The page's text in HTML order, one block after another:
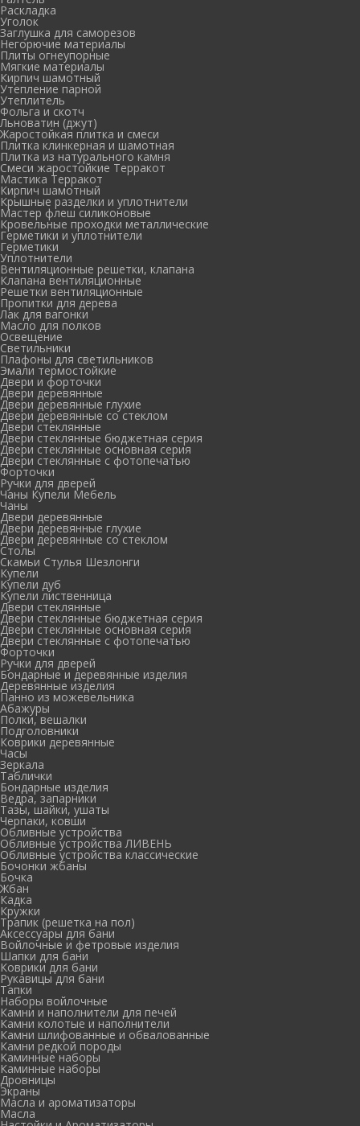
Раскладка
Уголок
Заглушка для саморезов
Негорючие материалы
Плиты огнеупорные
Мягкие материалы
Кирпич шамотный
Утепление парной
Утеплитель
Фольга и скотч
Льноватин (джут)
Жаростойкая плитка и смеси
Плитка клинкерная и шамотная
Плитка из натурального камня
Смеси жаростойкие Терракот
Мастика Терракот
Кирпич шамотный
Крышные разделки и уплотнители
Мастер флеш силиконовые
Кровельные проходки металлические
Герметики и уплотнители
Герметики
Уплотнители
Вентиляционные решетки, клапана
Клапана вентиляционные
Решетки вентиляционные
Пропитки для дерева
Лак для вагонки
Масло для полков
Освещение
Светильники
Плафоны для светильников
Эмали термостойкие
Двери и форточки
Двери деревянные
Двери деревянные глухие
Двери деревянные со стеклом
Двери стеклянные
Двери стеклянные бюджетная серия
Двери стеклянные основная серия
Двери стеклянные с фотопечатью
Форточки
Ручки для дверей
Чаны Купели Мебель
Чаны
Двери деревянные
Двери деревянные глухие
Двери деревянные со стеклом
Столы
Скамьи Стулья Шезлонги
Купели
Купели дуб
Купели лиственница
Двери стеклянные
Двери стеклянные бюджетная серия
Двери стеклянные основная серия
Двери стеклянные с фотопечатью
Форточки
Ручки для дверей
Бондарные и деревянные изделия
Деревянные изделия
Панно из можевельника
Абажуры
Полки, вешалки
Подголовники
Коврики деревянные
Часы
Зеркала
Таблички
Бондарные изделия
Ведра, запарники
Тазы, шайки, ушаты
Черпаки, ковши
Обливные устройства
Обливные устройства ЛИВЕНЬ
Обливные устройства классические
Бочонки жбаны
Бочка
Жбан
Кадка
Кружки
Трапик (решетка на пол)
Аксессуары для бани
Войлочные и фетровые изделия
Шапки для бани
Коврики для бани
Рукавицы для бани
Тапки
Наборы войлочные
Камни и наполнители для печей
Камни колотые и наполнители
Камни шлифованные и обвалованные
Камни редкой породы
Каминные наборы
Каминные наборы
Дровницы
Экраны
Масла и ароматизаторы
Масла